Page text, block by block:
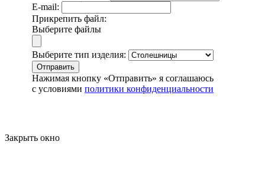
E-mail:
Прикрепить файл:
Выберите файлы
Выберите тип изделия:
Отправить
Нажимая кнопку «Отправить» я соглашаюсь
с условиями политики конфиденциальности
Закрыть окно